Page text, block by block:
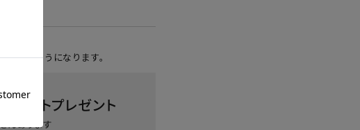
きるようになります。